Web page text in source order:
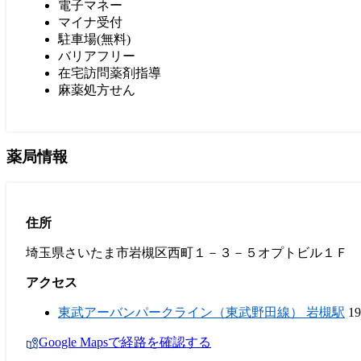
電子マネー
マイナ受付
駐車場(無料)
バリアフリー
在宅訪問薬剤指導
麻薬処方せん
薬局情報
住所
埼玉県さいたま市岩槻区西町１－３－５オプトビル１Ｆ
アクセス
東武アーバンパークライン（東武野田線） 岩槻駅
Google Mapsで経路を確認する